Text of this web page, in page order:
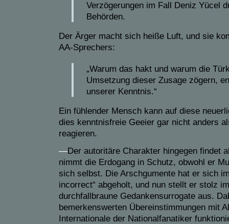
Verzögerungen im Fall Deniz Yücel
Behörden.
Der Ärger macht sich heiße Luft, und sie
AA-Sprechers:
„Warum das hakt und warum die
Umsetzung dieser Zusage zögern,
unserer Kenntnis.“
Ein fühlender Mensch kann auf diese
dies kenntnisfreie Geeier gar nicht anders
reagieren.
—Der autoritäre Charakter hingegen findet
nimmt die Erdogang in Schutz, obwohl er
sich selbst. Die Arschgumente hat er sich
incorrect“ abgeholt, und nun stellt er stolz
durchfallbraune Gedankensurrogate aus.
bemerkenswerten Übereinstimmungen mit
Internationale der Nationalfanatiker